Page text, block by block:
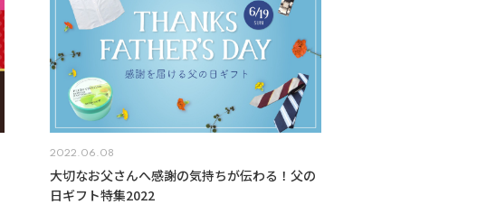
2022.06.08
大切なお父さんへ感謝の気持ちが伝わる！父の
日ギフト特集2022